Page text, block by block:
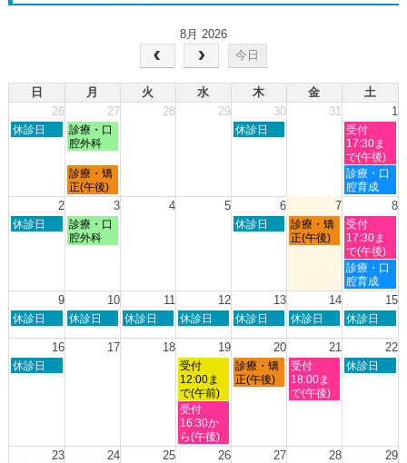
8月 2026
今日
日 月 火 水 木 金
土
26
27 28 29 30 31 1
日
26th
休診日
月
曜
7
月
27th
診療・口
腔外科
木
30th
休診日
土
曜
日,
8
月
1st
受付
17:30ま
で(午後)
月
曜
日,
月
27th
診療・矯
正(午後)
土
曜
日,
月
1st
2026
診療・口
腔育成
2 3 4 5 6 7 8
日
2nd
休診日
月
曜
3rd
診療・口
腔外科
木
6th
休診日
金
曜
7th
診療・矯
正(午後)
土
曜
日,
8
月
8th
受付
17:30ま
で(午後)
土
曜
日,
月
診療・口
腔育成
9 10 11 12 13 14 15
日
8
月
休診日
月
休診日
火
休診日
水
8
月
12th
2026
休診日
木
8
月
13th
休診日
金
8
月
14th
2026
休診日
土
8
月
休診日
16 17 18 19 20 21 22
日
2026
休診日
水
曜
日,
8
月
19th
2026
受付
12:00ま
で(午前)
木
曜
2026
診療・矯
正(午後)
金
曜
日,
2026
受付
18:00ま
で(午後)
土
2026
休診日
水
曜
日,
8
受付
16:30か
ら(午後)
23 24 25 26 27 28 29